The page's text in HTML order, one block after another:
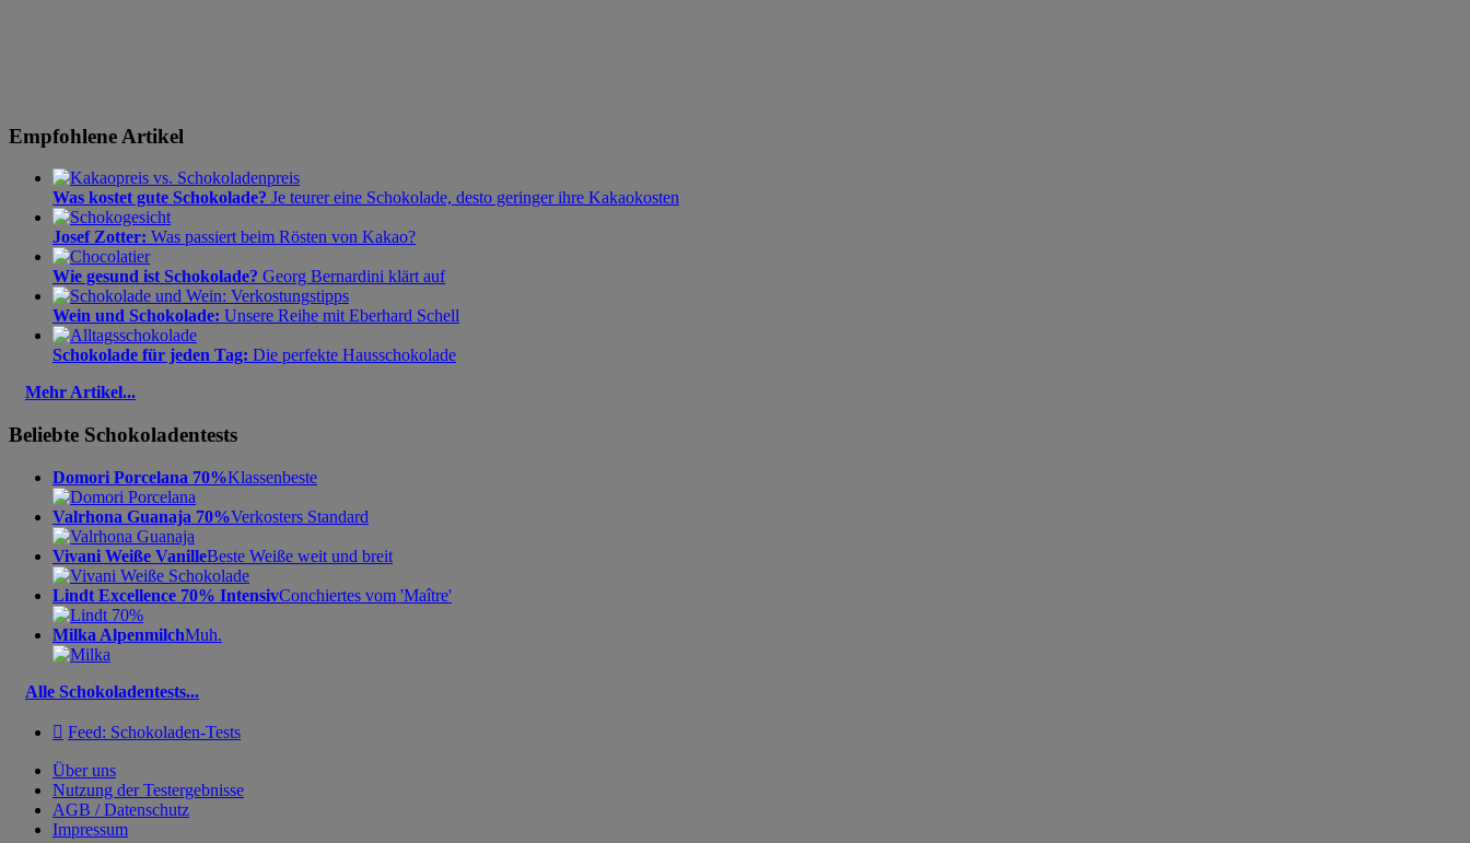
Empfohlene Artikel
Was kostet gute Schokolade? Je teurer eine Schokolade, desto geringer ihre Kakaokosten
Josef Zotter: Was passiert beim Rösten von Kakao?
Wie gesund ist Schokolade? Georg Bernardini klärt auf
Wein und Schokolade: Unsere Reihe mit Eberhard Schell
Schokolade für jeden Tag: Die perfekte Hausschokolade
Mehr Artikel...
Beliebte Schokoladentests
Domori Porcelana 70%Klassenbeste
Valrhona Guanaja 70%Verkosters Standard
Vivani Weiße VanilleBeste Weiße weit und breit
Lindt Excellence 70% IntensivConchiertes vom 'Maître'
Milka AlpenmilchMuh.
Alle Schokoladentests...
 Feed: Schokoladen-Tests
Über uns
Nutzung der Testergebnisse
AGB / Datenschutz
Impressum